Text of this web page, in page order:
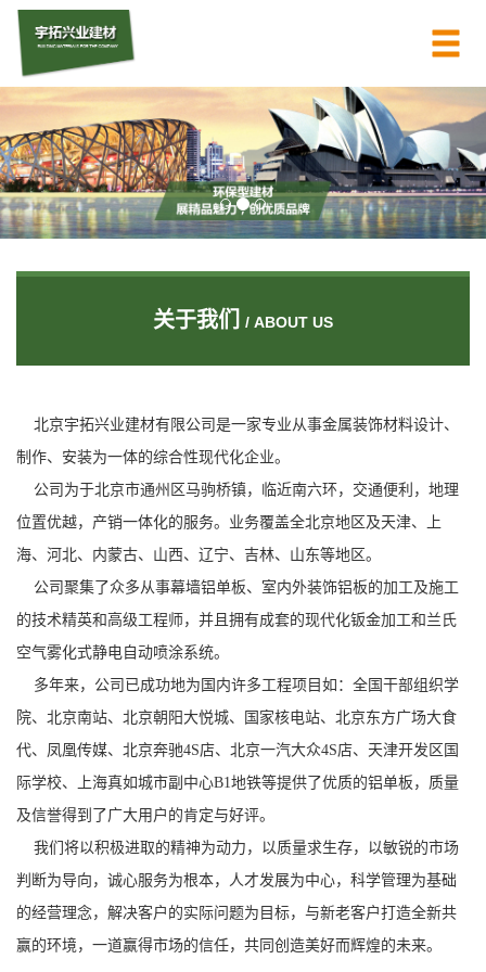
关于我们 / ABOUT US
北京宇拓兴业建材有限公司是一家专业从事金属装饰材料设计、
制作、安装为一体的综合性现代化企业。
公司为于北京市通州区马驹桥镇，临近南六环，交通便利，地理
位置优越，产销一体化的服务。业务覆盖全北京地区及天津、上
海、河北、内蒙古、山西、辽宁、吉林、山东等地区。
公司聚集了众多从事幕墙铝单板、室内外装饰铝板的加工及施工
的技术精英和高级工程师，并且拥有成套的现代化钣金加工和兰氏
空气雾化式静电自动喷涂系统。
多年来，公司已成功地为国内许多工程项目如：全国干部组织学
院、北京南站、北京朝阳大悦城、国家核电站、北京东方广场大食
代、凤凰传媒、北京奔驰4S店、北京一汽大众4S店、天津开发区国
际学校、上海真如城市副中心B1地铁等提供了优质的铝单板，质量
及信誉得到了广大用户的肯定与好评。
我们将以积极进取的精神为动力，以质量求生存，以敏锐的市场
判断为导向，诚心服务为根本，人才发展为中心，科学管理为基础
的经营理念，解决客户的实际问题为目标，与新老客户打造全新共
赢的环境，一道赢得市场的信任，共同创造美好而辉煌的未来。